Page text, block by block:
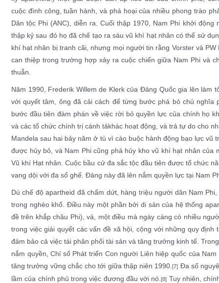
cuộc đình công , tuần hành, và phá hoạicủa nhiều phong trào
Dân tộc Phi (ANC), diễn ra. Cuối thập 1970, Nam Phi khởi
thập kỷ sau đó họ đã chế tạo ra sáu vũ khí hạt nhân có thể sử
khí hạt nhân bị tranh cãi, nhưng mọi người tin rằng Vorstervà PW
can thiệp trong trường hợp xảy ra cuộc chiến giữa Nam Phi và
thuẫn.
Năm 1990, Frederik Willem de Klerkcủa Đảng Quốc gia lên làm
với quyết tâm, ông đã cải cách để từng bước phá bỏ chủ nghĩa
bước đầu tiên đàm phán về việc rời bỏ quyền lực của chính họ
và các tổ chức chính trị cánh tảkhác hoạt động, và trả tự do cho
Mandela sau hai bảy năm ở tù vì cáo buộc hành động bạo lực vũ
được hủy bỏ, và Nam Phi cũng phá hủy kho vũ khí hạt nhân của
Vũ khí Hạt nhân . Cuộc bầu cử đa sắc tộcđầu tiên được tổ chức
vang dội với đa số ghế. Đảng này đã lên nắm quyền lực tại Nam
Dù chế độ apartheid đã chấm dứt, hàng triệu người dân Nam
trong nghèo khổ . Điều này một phần bởi di sản của hệ thống
đề trên khắp châu Phi), và, một điều mà ngày càng có nhiều
trong việc giải quyết các vấn đề xã hội, cộng với những quy
đảm bảo cả việc tái phân phối tài sản và tăng trưởng kinh tế.
nắm quyền,Chỉ số Phát triển Con người Liên hiệp quốccủa Nam
tăng trưởng vững chắc cho tới giữa thập niên 1990.[7] Đa số
lầm của chính phủ trong việc đương đầu với nó.[8] Tuy nhiên,